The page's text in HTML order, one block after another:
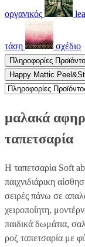
οργανικός
τάση σχέδιο
Πληροφορίες
Happy Mattic
μαλακά
ταπετσαρία
Η ταπετσαρία Soft
παιχνιδιάρικη
σειρές πάνω σε
χειροποίητη,
παιδικά δωμάτια,
ροζ ταπετσαρία με